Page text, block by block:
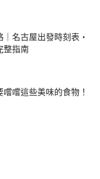
名古屋出發時刻表・
整指南
嚐這些美味的食物！